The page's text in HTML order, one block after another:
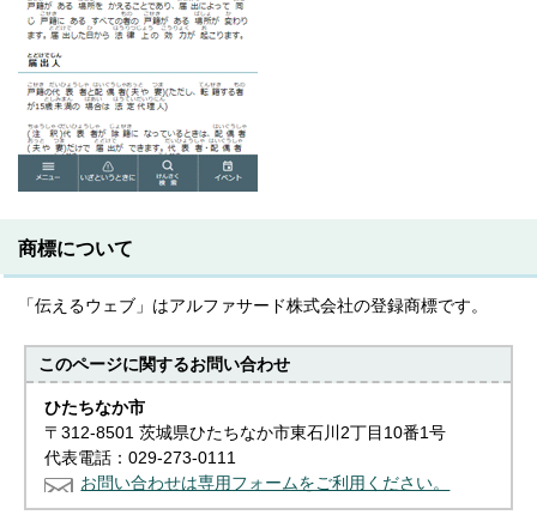
商標について
「伝えるウェブ」はアルファサード株式会社の登録商標です。
このページに関するお問い合わせ
ひたちなか市
〒312-8501 茨城県ひたちなか市東石川2丁目10番1号
代表電話：029-273-0111
お問い合わせは専用フォームをご利用ください。